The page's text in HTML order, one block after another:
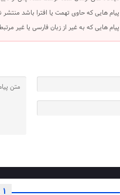
پیام هایی که حاوی تهمت یا افترا باشد
پیام هایی که به غیر از زبان فارسی یا غیر
1 روز